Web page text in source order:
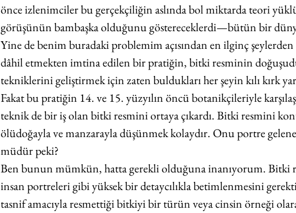
önce izlenimciler bu gerçekçiliğin aslında bol miktarda teori
görüşünün bambaşka olduğunu göstereceklerdi—bütün bir
Yine de benim buradaki problemim açısından en ilginç
dâhil etmekten imtina edilen bir pratiğin, bitki resminin
tekniklerini geliştirmek için zaten buldukları her şeyin kılı kırk
Fakat bu pratiğin 14. ve 15. yüzyılın öncü botanikçileriyle
teknik de bir iş olan bitki resmini ortaya çıkardı. Bitki resmini
ölüdoğayla ve manzarayla düşünmek kolaydır. Onu portre
müdür peki?
Ben bunun mümkün, hatta gerekli olduğuna inanıyorum. Bitki
insan portreleri gibi yüksek bir detaycılıkla betimlenmesini
tasnif amacıyla resmettiği bitkiyi bir türün veya cinsin örneği